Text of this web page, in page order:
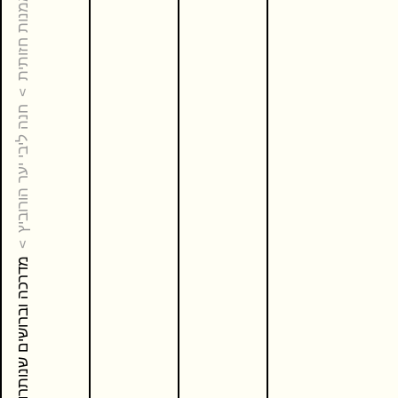
אמנות חזותית
חנה ליבי יער הורוביץ
מדרכה וברושים שנותרו